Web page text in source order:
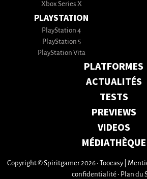
Xbox Series X
PLAYSTATION
PlayStation 4
PlayStation 5
PlayStation Vita
PLATFORMES
ACTUALITÉS
TESTS
PREVIEWS
VIDEOS
MÉDIATHÈQUE
Copyright © Spiritgamer 2026 • Tooeasy
confidentialité • Plan du